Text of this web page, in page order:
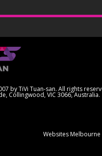
by TiVi Tuan-san. All rights
Collingwood, VIC 3066, Australia.
Websites Melbourne